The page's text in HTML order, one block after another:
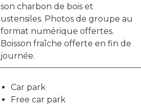
son charbon de bois et
ustensiles. Photos de groupe au
format numérique offertes.
Boisson fraîche offerte en fin de
journée.
Car park
Free car park